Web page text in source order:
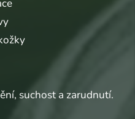
suchost a zarudnutí.